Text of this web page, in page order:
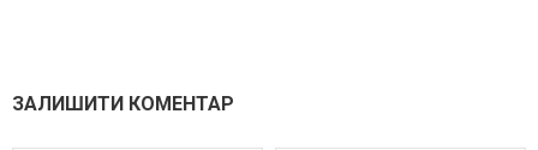
ЗАЛИШИТИ КОМЕНТАР